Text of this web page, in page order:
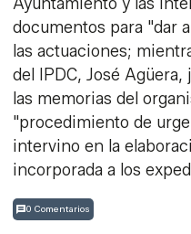
documentos para "dar
las actuaciones;
del IPDC, José
las memorias del
"procedimiento de
intervino en la
incorporada a los
0 Comentarios